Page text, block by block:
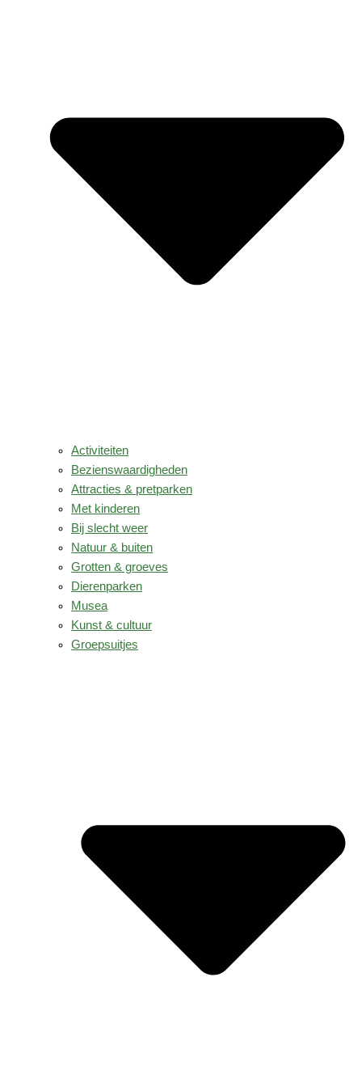
Activiteiten
Bezienswaardigheden
Attracties & pretparken
Met kinderen
Bij slecht weer
Natuur & buiten
Grotten & groeves
Dierenparken
Musea
Kunst & cultuur
Groepsuitjes